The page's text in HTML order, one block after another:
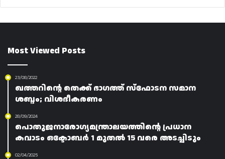
Most Viewed Posts
23/08/2022
ഖത്തറിന്റെ തെക്ക് ഭാഗത്ത് സ്ഫോടന സമാന
ശബ്ദം; വിശദീകരണം
28/09/2024
പൊതുജനാരോഗ്യമന്ത്രാലയത്തിന്റെ പ്രധാന
കവാടം ഒക്ടോബർ 1 മുതൽ 15 വരെ അടച്ചിടും
02/04/2025